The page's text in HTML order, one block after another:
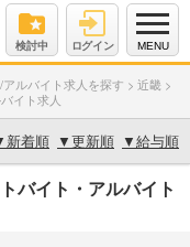
検討中 ログイン MENU
ルバイト求人を探す > 近畿 >
イト求人
新着順 ▼更新順 ▼給与順
バイト・アルバイト